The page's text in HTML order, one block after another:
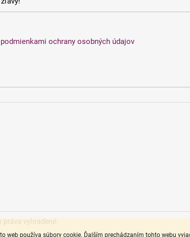
web používa súbory cookie. Ďalším prechádzaním tohto webu
podmienkami ochrany osobných údajov
práva vyhradené.